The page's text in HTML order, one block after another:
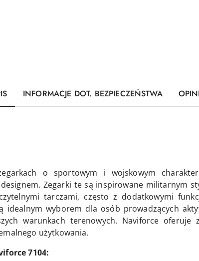
INFORMACJE DOT. BEZPIECZEŃSTWA
o sportowym i wojskowym
Zegarki te są inspirowane militarnym
tarczami, często z dodatkowymi
idealnym wyborem dla osób prowadzących
warunkach terenowych. Naviforce
użytkowania.
7104: